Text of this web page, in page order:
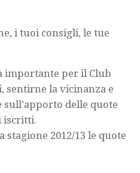
i tuoi consigli, le tue
importante per il Club
sentirne la vicinanza e
delle quote
iscritti.
2012/13 le quote